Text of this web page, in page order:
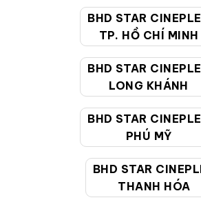
BHD STAR
TP. HỒ CHÍ MINH
BHD STAR
LONG KHÁNH
BHD STAR
PHÚ MỸ
BHD STAR
THANH HÓA
19002099
Giờ làm việc: 9:00 - 22:00 (Tất cả
cskh@bhdstar.vn